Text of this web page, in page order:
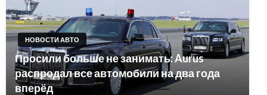
НОВОСТИ АВТО
Просили больше не занимать: Aurus
распродал все автомобили на два года
вперёд